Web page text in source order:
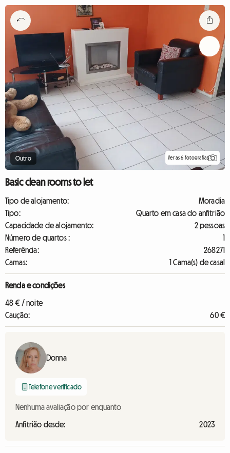
Outro Ver as 6 fotografias
Basic clean rooms to let
Tipo de alojamento:
Moradia
Tipo:
Quarto em casa do anfitrião
Capacidade de alojamento:
2 pessoas
Número de quartos :
1
Referência:
268271
Camas:
1 Cama(s) de casal
Renda e condições
48 € / noite
Caução:
60 €
Donna
Telefone verificado
Nenhuma avaliação por enquanto
Anfitrião desde: 2023